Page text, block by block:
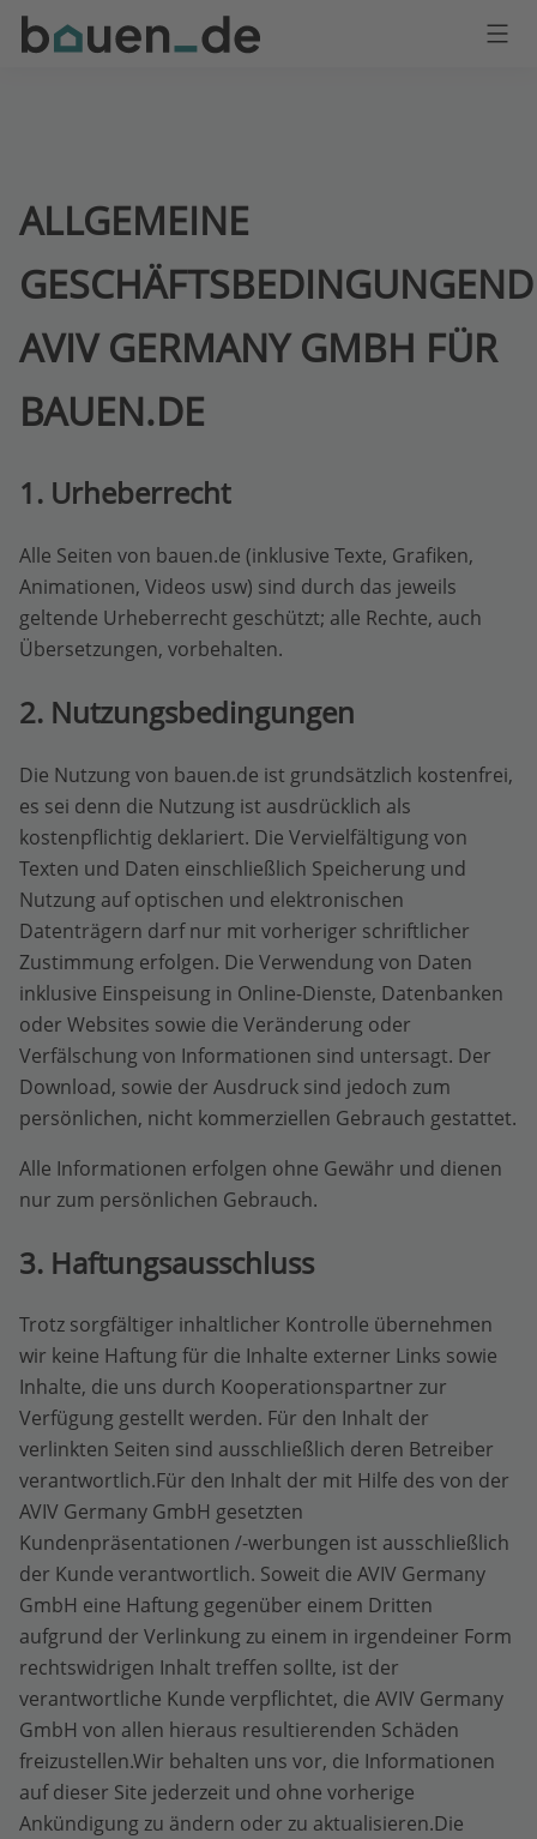
Bauen
Logo
ALLGEMEINE
GESCHÄFTSBEDINGUNGEN
AVIV GERMANY GMBH FÜR
BAUEN.DE
1. Urheberrecht
Alle Seiten von bauen.de (inklusive Texte, Grafiken,
Animationen, Videos usw) sind durch das jeweils
geltende Urheberrecht geschützt; alle Rechte, auch
Übersetzungen, vorbehalten.
2. Nutzungsbedingungen
Die Nutzung von bauen.de ist grundsätzlich kostenfrei,
es sei denn die Nutzung ist ausdrücklich als
kostenpflichtig deklariert. Die Vervielfältigung von
Texten und Daten einschließlich Speicherung und
Nutzung auf optischen und elektronischen
Datenträgern darf nur mit vorheriger schriftlicher
Zustimmung erfolgen. Die Verwendung von Daten
inklusive Einspeisung in Online-Dienste, Datenbanken
oder Websites sowie die Veränderung oder
Verfälschung von Informationen sind untersagt. Der
Download, sowie der Ausdruck sind jedoch zum
persönlichen, nicht kommerziellen Gebrauch gestattet.
Alle Informationen erfolgen ohne Gewähr und dienen
nur zum persönlichen Gebrauch.
3. Haftungsausschluss
Trotz sorgfältiger inhaltlicher Kontrolle übernehmen
wir keine Haftung für die Inhalte externer Links sowie
Inhalte, die uns durch Kooperationspartner zur
Verfügung gestellt werden. Für den Inhalt der
verlinkten Seiten sind ausschließlich deren Betreiber
verantwortlich.Für den Inhalt der mit Hilfe des von der
AVIV Germany GmbH gesetzten
Kundenpräsentationen /-werbungen ist ausschließlich
der Kunde verantwortlich. Soweit die AVIV Germany
GmbH eine Haftung gegenüber einem Dritten
aufgrund der Verlinkung zu einem in irgendeiner Form
rechtswidrigen Inhalt treffen sollte, ist der
verantwortliche Kunde verpflichtet, die AVIV Germany
GmbH von allen hieraus resultierenden Schäden
freizustellen.Wir behalten uns vor, die Informationen
auf dieser Site jederzeit und ohne vorherige
Ankündigung zu ändern oder zu aktualisieren.Die